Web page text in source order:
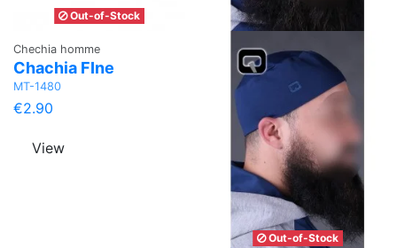
Out-of-Stock
Chechia homme
Chachia FIne
MT-1480
€2.90
View
Out-of-Stock